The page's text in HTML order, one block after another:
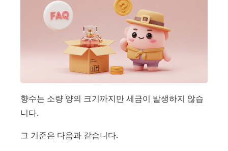
향수는 소량 양의 크기까지만 세금이 발생하지 않습
니다.
그 기준은 다음과 같습니다.